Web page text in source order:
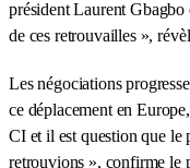
président Laurent Gbagbo
de ces retrouvailles »,
Les négociations
ce déplacement en
CI et il est question que le
retrouvions », confirme le